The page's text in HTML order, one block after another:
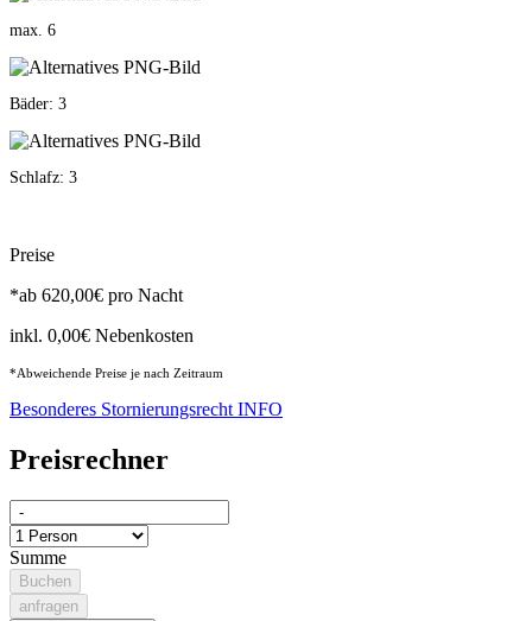
max. 6
Bäder: 3
Schlafz: 3
Preise
*ab 620,00€ pro Nacht
inkl. 0,00€ Nebenkosten
*Abweichende Preise je nach Zeitraum
Besonderes Stornierungsrecht INFO
Preisrechner
Summe
Buchen
anfragen